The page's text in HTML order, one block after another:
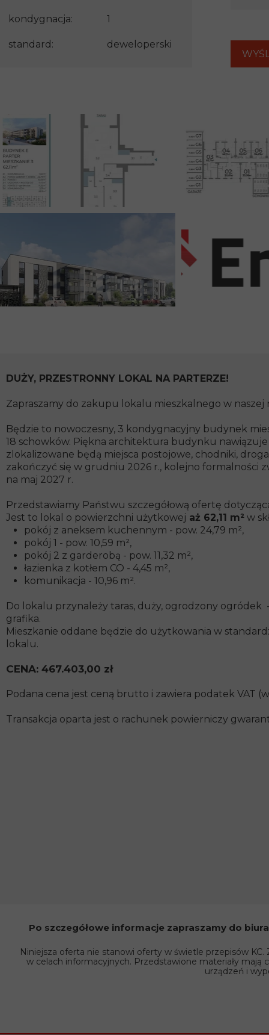
DUŻY, PRZESTRONNY LOKAL NA PARTERZE!
Zapraszamy do zakupu lokalu mieszkalnego w
Będzie to nowoczesny, 3 kondygnacyjny budynek
18 schowków. Piękna architektura budynku
zlokalizowane będą miejsca postojowe, chodniki,
zakończyć się w grudniu 2026 r., kolejno formalności
na maj 2027 r.
Przedstawiamy Państwu szczegółową ofertę
Jest to lokal o powierzchni użytkowej aż 62,11 m² w
pokój z aneksem kuchennym - pow. 24,79 m²,
pokój 1 - pow. 10,59 m²,
pokój 2 z garderobą - pow. 11,32 m²,
łazienka z kotłem CO - 4,45 m²,
komunikacja - 10,96 m².
Do lokalu przynależy taras, duży, ogrodzony ogródek
grafika.
Mieszkanie oddane będzie do użytkowania w
lokalu.
CENA: 467.403,00 zł
Podana cena jest ceną brutto i zawiera podatek VAT
Transakcja oparta jest o rachunek powierniczy
Niniejsza oferta nie stanowi oferty w świetle przepisów
w celach informacyjnych. Przedstawione materiały
urządzeń i
Po szczegółowe informacje zapraszamy do
kondygnacja: 1
standard: deweloperski